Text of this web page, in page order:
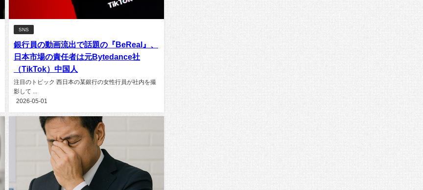
SNS
銀行員の動画流出で話題の『BeReal』、
日本市場の責任者は元Bytedance社
（TikTok）中国人
注目のトピック 西日本の某銀行の女性行員が社内を撮
影して ...
2026-05-01